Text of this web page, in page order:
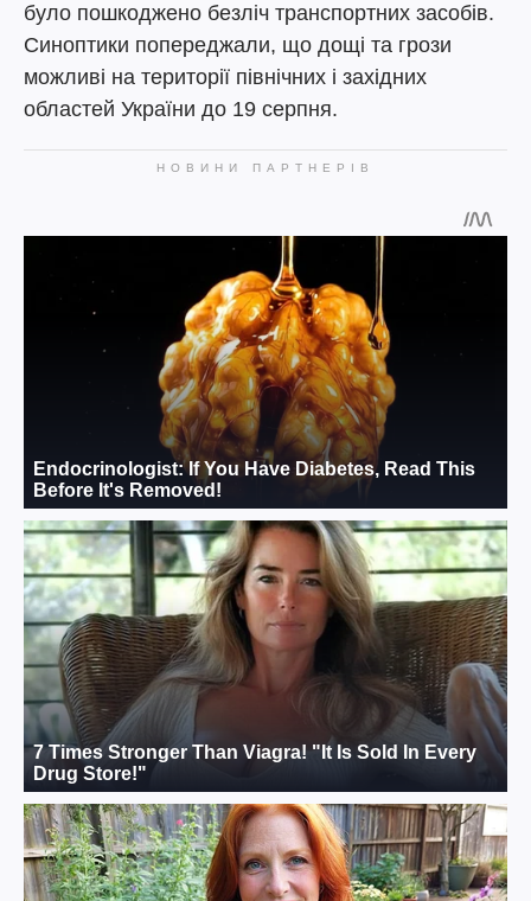
було пошкоджено безліч транспортних засобів.
Синоптики попереджали, що дощі та грози
можливі на території північних і західних
областей України до 19 серпня.